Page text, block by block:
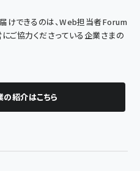
けできるのは、Web担当者Forum
ご協力くださっている企業さまの
紹介はこちら